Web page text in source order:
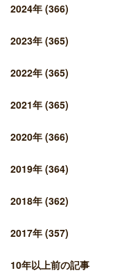
2024年 (366)
2023年 (365)
2022年 (365)
2021年 (365)
2020年 (366)
2019年 (364)
2018年 (362)
2017年 (357)
10年以上前の記事